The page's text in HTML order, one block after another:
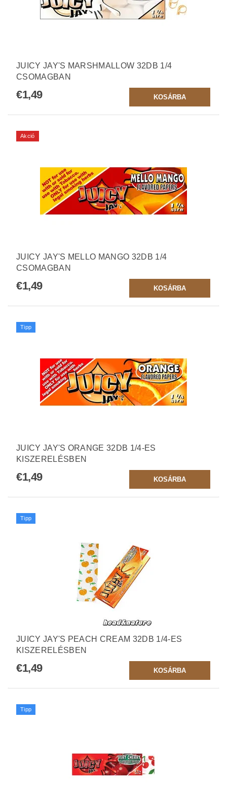
JUICY JAY'S MARSHMALLOW 32DB 1/4
CSOMAGBAN
€1,49
Akció
JUICY JAY'S MELLO MANGO 32DB 1/4
CSOMAGBAN
€1,49
Tipp
JUICY JAY'S ORANGE 32DB 1/4-ES
KISZERELÉSBEN
€1,49
Tipp
JUICY JAY'S PEACH CREAM 32DB 1/4-ES
KISZERELÉSBEN
€1,49
Tipp